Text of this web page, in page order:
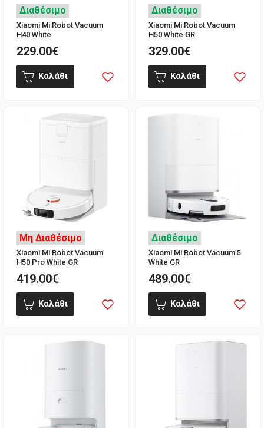
Διαθέσιμο
Xiaomi Mi Robot Vacuum
H40 White
229.00€
Καλάθι
Διαθέσιμο
Xiaomi Mi Robot Vacuum
H50 White GR
329.00€
Καλάθι
Μη Διαθέσιμο
Xiaomi Mi Robot Vacuum
H50 Pro White GR
419.00€
Καλάθι
Διαθέσιμο
Xiaomi Mi Robot Vacuum 5
White GR
489.00€
Καλάθι